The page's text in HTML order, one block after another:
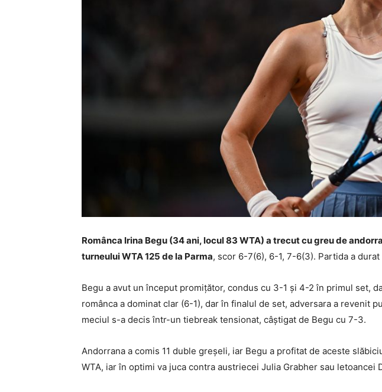
Românca Irina Begu (34 ani, locul 83 WTA) a trecut cu greu de
turneului WTA 125 de la Parma, scor 6-7(6), 6-1, 7-6(3). Partida a
Begu a avut un început promițător, condus cu 3-1 și 4-2 în primul set,
românca a dominat clar (6-1), dar în finalul de set, adversara a revenit
meciul s-a decis într-un tiebreak tensionat, câștigat de Begu cu 7-3.
Andorrana a comis 11 duble greșeli, iar Begu a profitat de aceste
WTA, iar în optimi va juca contra austriecei Julia Grabher sau letoancei